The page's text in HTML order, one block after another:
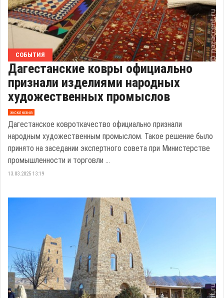
СОБЫТИЯ
Дагестанские ковры официально
признали изделиями народных
художественных промыслов
эксклюзив
Дагестанское ковроткачество официально признали
народным художественным промыслом. Такое решение было
принято на заседании экспертного совета при Министерстве
промышленности и торговли ...
13.03.2025 13:19